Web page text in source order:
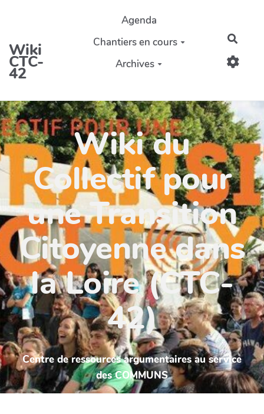
Aller au contenu principal
Wiki
CTC-
42
Agenda
Chantiers en cours
Archives
Wiki du
Collectif pour
une Transition
Citoyenne dans
la Loire (CTC-
42)
Centre de ressources argumentaires au service
des COMMUNS